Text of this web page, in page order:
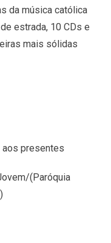
da música católica
estrada, 10 CDs e
mais sólidas
aos presentes
(Paróquia